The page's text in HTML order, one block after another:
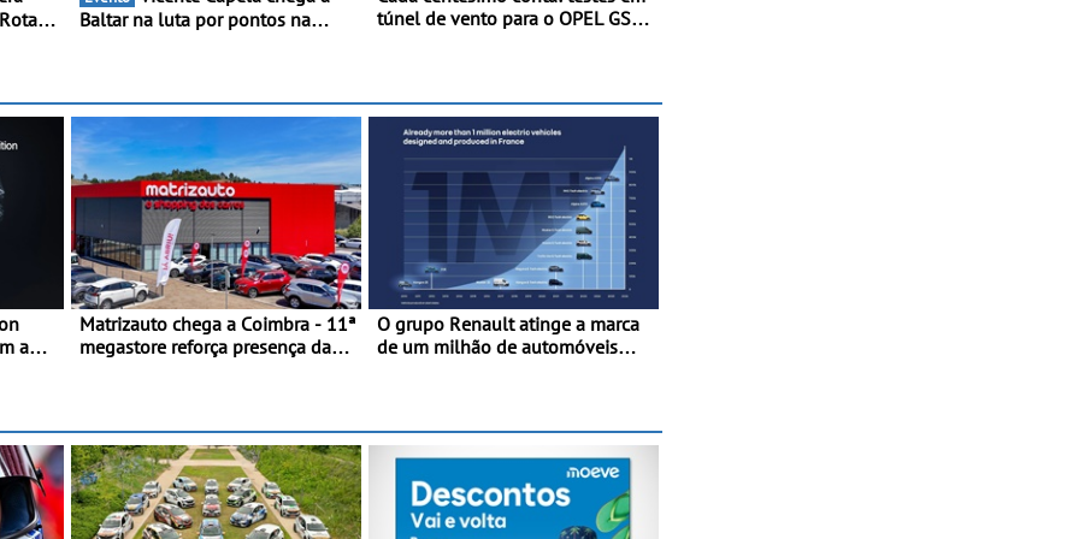
Baltar na luta por pontos na
de regressar ao pódio
túnel de vento para o OPEL GSE
afinação do veículo
a
Matrizauto chega a Coimbra - 11ª
megastore reforça presença da
O grupo Renault atinge a marca
de um milhão de automóveis